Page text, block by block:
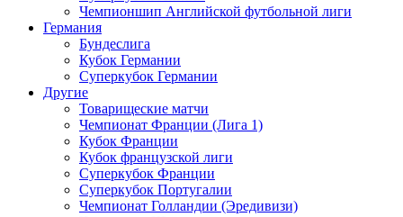
Чемпионшип Английской футбольной лиги
Германия
Бундеслига
Кубок Германии
Суперкубок Германии
Другие
Товарищеские матчи
Чемпионат Франции (Лига 1)
Кубок Франции
Кубок французской лиги
Суперкубок Франции
Суперкубок Португалии
Чемпионат Голландии (Эредивизи)